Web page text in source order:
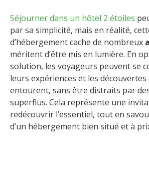
Séjourner dans un hôtel 2 étoiles
par sa simplicité, mais en réalité,
d’hébergement cache de nombreux
méritent d’être mis en lumière. En
solution, les voyageurs peuvent se
leurs expériences et les découvertes
entourent, sans être distraits par
superflus. Cela représente une
redécouvrir l’essentiel, tout en
d’un hébergement bien situé et à